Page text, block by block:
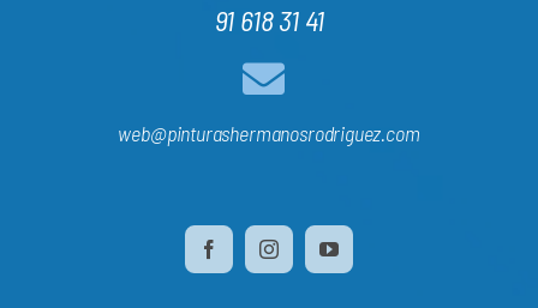
91 618 31 41
web@pinturashermanosrodriguez.com